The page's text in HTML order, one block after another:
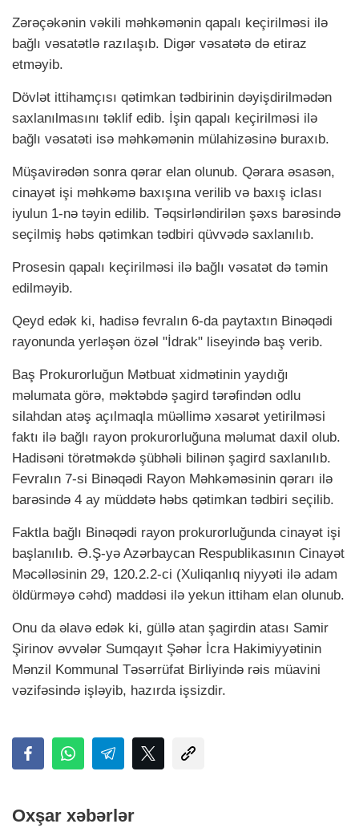
Zərəçəkənin vəkili məhkəmənin qapalı keçirilməsi ilə
bağlı vəsatətlə razılaşıb. Digər vəsatətə də etiraz
etməyib.
Dövlət ittihamçısı qətimkan tədbirinin dəyişdirilmədən
saxlanılmasını təklif edib. İşin qapalı keçirilməsi ilə
bağlı vəsatəti isə məhkəmənin mülahizəsinə buraxıb.
Müşavirədən sonra qərar elan olunub. Qərara əsasən,
cinayət işi məhkəmə baxışına verilib və baxış iclası
iyulun 1-nə təyin edilib. Təqsirləndirilən şəxs barəsində
seçilmiş həbs qətimkan tədbiri qüvvədə saxlanılıb.
Prosesin qapalı keçirilməsi ilə bağlı vəsatət də təmin
edilməyib.
Qeyd edək ki, hadisə fevralın 6-da paytaxtın Binəqədi
rayonunda yerləşən özəl "İdrak" liseyində baş verib.
Baş Prokurorluğun Mətbuat xidmətinin yaydığı
məlumata görə, məktəbdə şagird tərəfindən odlu
silahdan atəş açılmaqla müəllimə xəsarət yetirilməsi
faktı ilə bağlı rayon prokurorluğuna məlumat daxil olub.
Hadisəni törətməkdə şübhəli bilinən şagird saxlanılıb.
Fevralın 7-si Binəqədi Rayon Məhkəməsinin qərarı ilə
barəsində 4 ay müddətə həbs qətimkan tədbiri seçilib.
Faktla bağlı Binəqədi rayon prokurorluğunda cinayət işi
başlanılıb. Ə.Ş-yə Azərbaycan Respublikasının Cinayət
Məcəlləsinin 29, 120.2.2-ci (Xuliqanlıq niyyəti ilə adam
öldürməyə cəhd) maddəsi ilə yekun ittiham elan olunub.
Onu da əlavə edək ki, güllə atan şagirdin atası Samir
Şirinov əvvələr Sumqayıt Şəhər İcra Hakimiyyətinin
Mənzil Kommunal Təsərrüfat Birliyində rəis müavini
vəzifəsində işləyib, hazırda işsizdir.
Oxşar xəbərlər